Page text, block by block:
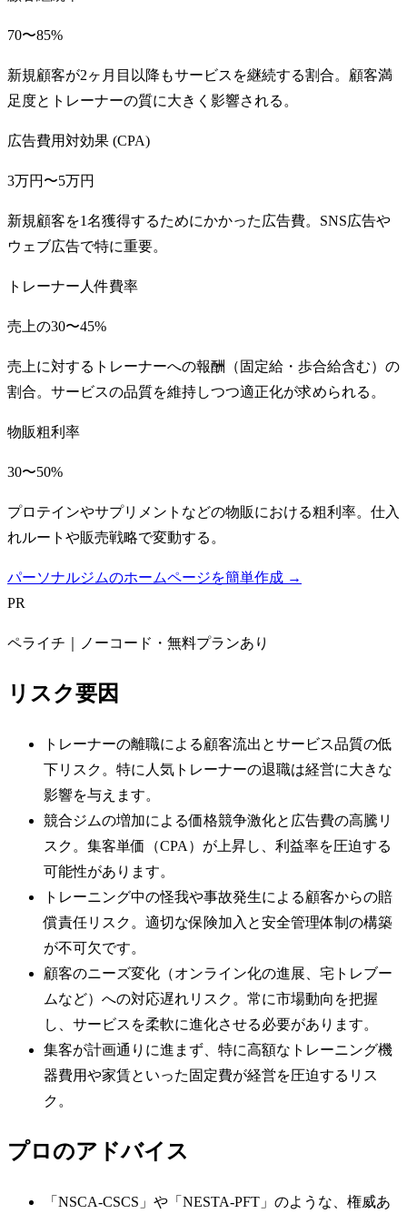
70〜85%
新規顧客が2ヶ月目以降もサービスを継続する割合。顧客満
足度とトレーナーの質に大きく影響される。
広告費用対効果 (CPA)
3万円〜5万円
新規顧客を1名獲得するためにかかった広告費。SNS広告や
ウェブ広告で特に重要。
トレーナー人件費率
売上の30〜45%
売上に対するトレーナーへの報酬（固定給・歩合給含む）の
割合。サービスの品質を維持しつつ適正化が求められる。
物販粗利率
30〜50%
プロテインやサプリメントなどの物販における粗利率。仕入
れルートや販売戦略で変動する。
パーソナルジムのホームページを簡単作成 →
PR
ペライチ｜ノーコード・無料プランあり
リスク要因
トレーナーの離職による顧客流出とサービス品質の低
下リスク。特に人気トレーナーの退職は経営に大きな
影響を与えます。
競合ジムの増加による価格競争激化と広告費の高騰リ
スク。集客単価（CPA）が上昇し、利益率を圧迫する
可能性があります。
トレーニング中の怪我や事故発生による顧客からの賠
償責任リスク。適切な保険加入と安全管理体制の構築
が不可欠です。
顧客のニーズ変化（オンライン化の進展、宅トレブー
ムなど）への対応遅れリスク。常に市場動向を把握
し、サービスを柔軟に進化させる必要があります。
集客が計画通りに進まず、特に高額なトレーニング機
器費用や家賃といった固定費が経営を圧迫するリス
ク。
プロのアドバイス
「NSCA-CSCS」や「NESTA-PFT」のような、権威あ